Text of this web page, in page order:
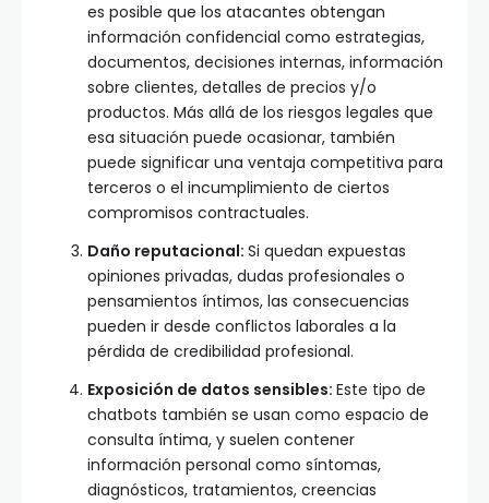
es posible que los atacantes obtengan
información confidencial como estrategias,
documentos, decisiones internas, información
sobre clientes, detalles de precios y/o
productos. Más allá de los riesgos legales que
esa situación puede ocasionar, también
puede significar una ventaja competitiva para
terceros o el incumplimiento de ciertos
compromisos contractuales.
Daño reputacional: Si quedan expuestas
opiniones privadas, dudas profesionales o
pensamientos íntimos, las consecuencias
pueden ir desde conflictos laborales a la
pérdida de credibilidad profesional.
Exposición de datos sensibles: Este tipo de
chatbots también se usan como espacio de
consulta íntima, y suelen contener
información personal como síntomas,
diagnósticos, tratamientos, creencias